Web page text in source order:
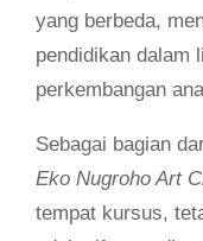
yang berbeda,
pendidikan dalam
perkembangan
Sebagai bagian
Eko Nugroho Art
tempat kursus,